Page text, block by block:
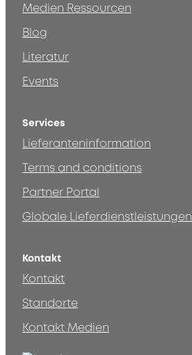
Medien Ressourcen
Blog
Literatur
Events
Services
Lieferanteninformation
Terms and conditions
Partner Portal
Globale Lieferdienstleistungen
Kontakt
Kontakt
Standorte
Kontakt Medien